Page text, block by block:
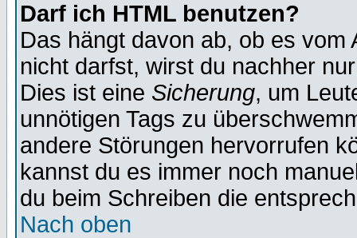
Darf ich HTML benutzen?
Das hängt davon ab, ob es
nicht darfst, wirst du nachher
Dies ist eine Sicherung, um
unnötigen Tags zu
andere Störungen hervorrufen
kannst du es immer noch
du beim Schreiben die
Nach oben